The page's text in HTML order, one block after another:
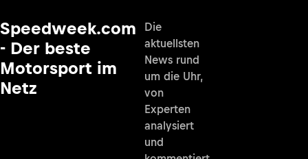
Speedweek.com
- Der beste
Motorsport im
Netz
Die
aktuellsten
News rund
um die Uhr,
von
Experten
analysiert
und